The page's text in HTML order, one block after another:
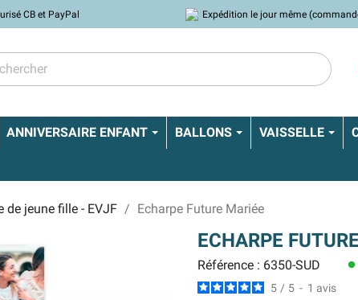
CB et PayPal Expédition le jour même
ANNIVERSAIRE ENFANT BALLONS VAISSELLE
de jeune fille - EVJF Echarpe Future Mariée
ECHARPE
Référence : 6350-SUD lens
5 / 5 - 1 avis